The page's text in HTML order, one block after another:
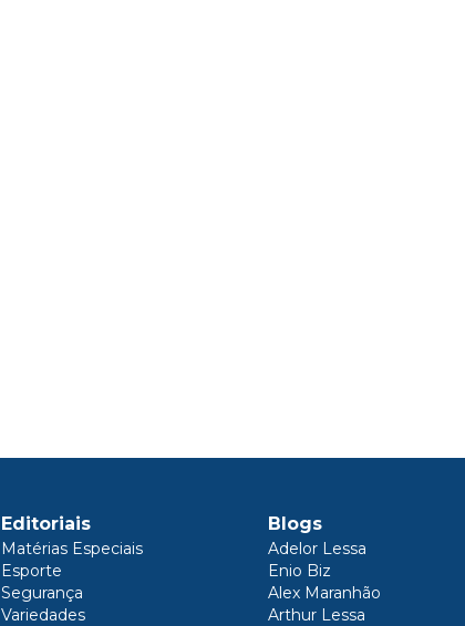
Editoriais
Matérias Especiais
Esporte
Segurança
Variedades
Blogs
Adelor Lessa
Enio Biz
Alex Maranhão
Arthur Lessa